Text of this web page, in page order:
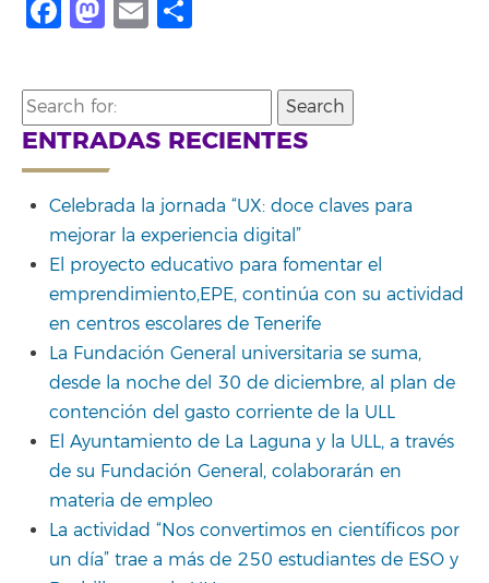
Facebook
Mastodon
Email
Search
for:
ENTRADAS RECIENTES
Celebrada la jornada “UX: doce claves para
mejorar la experiencia digital”
El proyecto educativo para fomentar el
emprendimiento,EPE, continúa con su actividad
en centros escolares de Tenerife
La Fundación General universitaria se suma,
desde la noche del 30 de diciembre, al plan de
contención del gasto corriente de la ULL
El Ayuntamiento de La Laguna y la ULL, a través
de su Fundación General, colaborarán en
materia de empleo
La actividad “Nos convertimos en científicos por
un día” trae a más de 250 estudiantes de ESO y